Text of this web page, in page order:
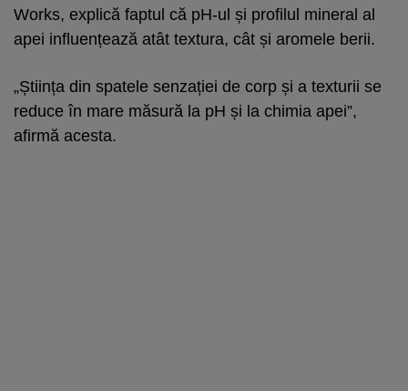
Works, explică faptul că pH-ul și profilul mineral al
apei influențează atât textura, cât și aromele berii.
„Știința din spatele senzației de corp și a texturii se
reduce în mare măsură la pH și la chimia apei”,
afirmă acesta.